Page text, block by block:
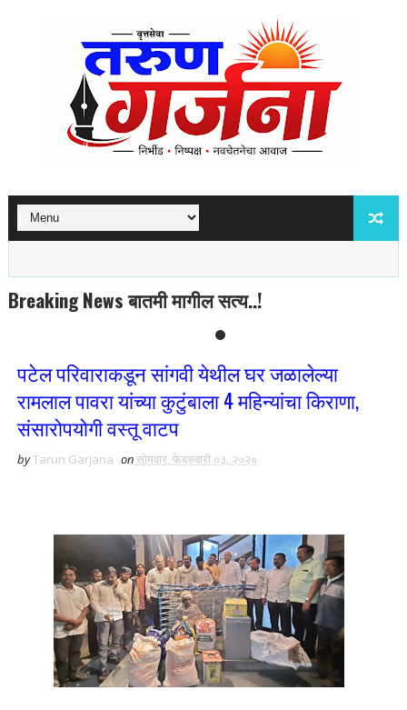
Breaking News बातमी मागील सत्य..!
पटेल परिवाराकडून सांगवी येथील घर जळालेल्या
रामलाल पावरा यांच्या कुटुंबाला 4 महिन्यांचा किराणा,
संसारोपयोगी वस्तू वाटप
byTarun Garjana onसोमवार, फेब्रुवारी ०३, २०२०